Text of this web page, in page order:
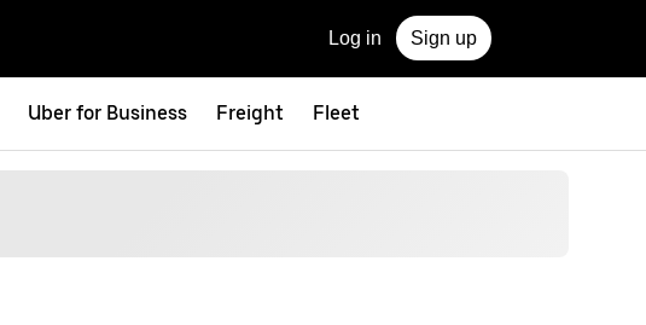
Log in Sign up
Uber for Business Freight Fleet